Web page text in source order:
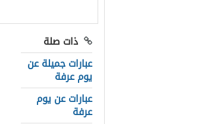
ذات صلة
عبارات جميلة عن
يوم عرفة
عبارات عن يوم
عرفة